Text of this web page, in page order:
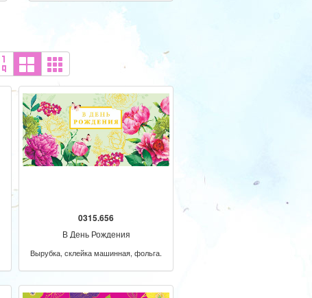
0315.656
В День Рождения
Вырубка, склейка машинная, фольга.